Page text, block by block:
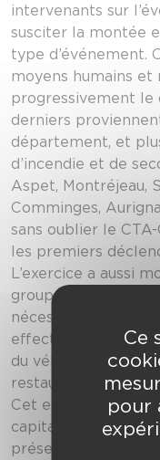
intervenants sur
susciter la montée
type d’événement.
moyens humains
progressivement le
derniers
département, et
d’incendie et de
Aspet, Montréjeau,
Comminges,
sans oublier le
les premiers
L’exercice a aussi
groupement sud et
nécessité la
effectuer des
du véhicule
restauration des
Cet exercice, placé
capitaine Wilfried
présents de
Ce
pour